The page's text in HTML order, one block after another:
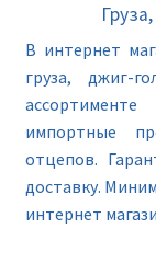
В интернет
груза, джиг-
импортные
отцепов.
доставку.
интернет